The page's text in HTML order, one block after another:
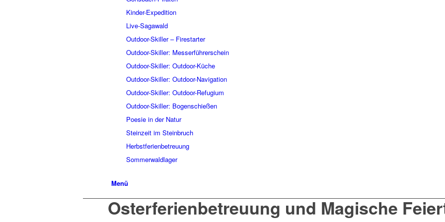
Kinder-Expedition
Live-Sagawald
Outdoor-Skiller – Firestarter
Outdoor-Skiller: Messerführerschein
Outdoor-Skiller: Outdoor-Küche
Outdoor-Skiller: Outdoor-Navigation
Outdoor-Skiller: Outdoor-Refugium
Outdoor-Skiller: Bogenschießen
Poesie in der Natur
Steinzeit im Steinbruch
Herbstferienbetreuung
Sommerwaldlager
Menü
Osterferienbetreuung und Magische